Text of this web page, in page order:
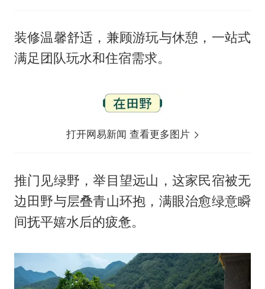
装修温馨舒适，兼顾游玩与休憩，一站式
满足团队玩水和住宿需求。
打开网易新闻 查看更多图片
推门见绿野，举目望远山，这家民宿被无
边田野与层叠青山环抱，满眼治愈绿意瞬
间抚平嬉水后的疲惫。